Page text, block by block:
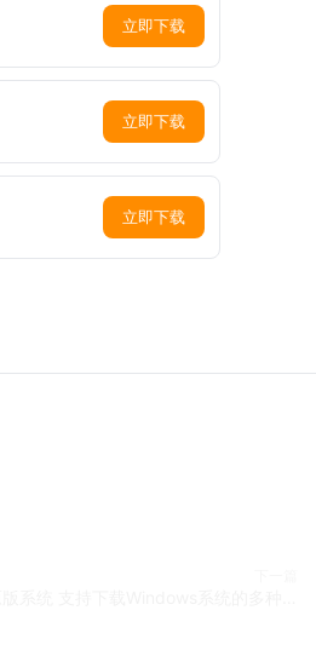
立即下载
立即下载
立即下载